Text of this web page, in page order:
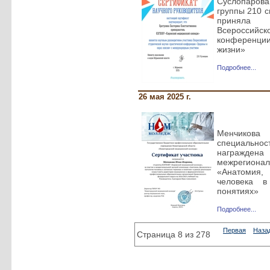
группы 210
приняла
жизни»
Подробнее...
26 мая 2025 г.
«Анатомия,
человека
понятиях»
Подробнее...
Страница 8 из 278 Первая